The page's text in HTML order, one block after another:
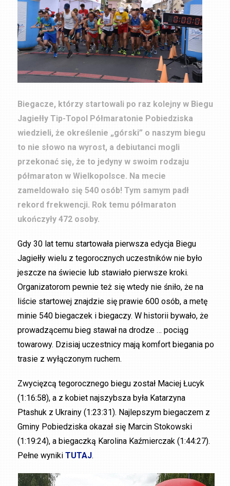
Biegacze, którzy startowali po raz kolejny w Biegu
Jagiełły Tip-Topol Półmaratonie Pobiedziska
wiedzieli, że określenie „górski” o naszym biegu
to nie słowo na wyrost, a debiutanci mogli
przekonać się, że to jedyny w swoim rodzaju
półmaraton w Wielkopolsce. Na mecie
zameldowało się 540 osób! Tym samym padł
rekord frekwencji. Rok temu półmaraton
ukończyły 472 osoby.
Gdy 30 lat temu startowała pierwsza edycja Biegu
Jagiełły wielu z tegorocznych uczestników nie było
jeszcze na świecie lub stawiało pierwsze kroki.
Organizatorom pewnie też się wtedy nie śniło, że na
liście startowej znajdzie się prawie 600 osób, a metę
minie 540 biegaczek i biegaczy. W historii bywało, że
prowadzącemu bieg stawał na drodze … pociąg
towarowy. Dzisiaj uczestnicy mają komfort biegania po
trasie z wyłączonym ruchem.
Zwycięzcą tegorocznego biegu został Maciej Łucyk
(1:16:58), a z kobiet najszybsza była Katarzyna
Ptashuk z Ukrainy (1:23:31). Najlepszym biegaczem z
Gminy Pobiedziska okazał się Marcin Stokowski
(1:19:24), a biegaczką Karolina Kaźmierczak (1:44:27).
Pełne wynikiTUTAJ.